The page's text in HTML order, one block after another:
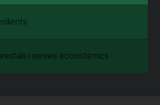
i serveis ecosistèmics